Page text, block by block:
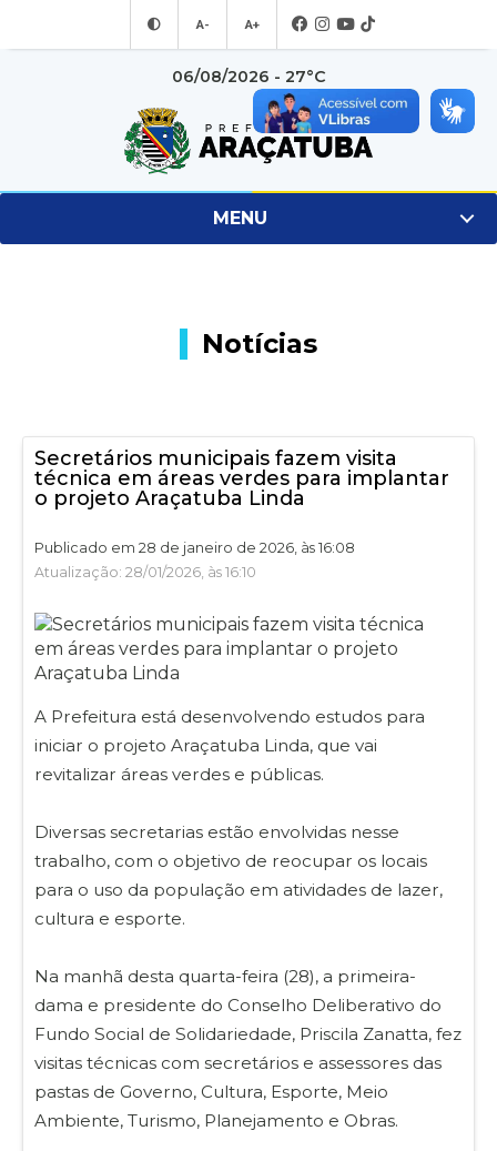
A- A+
06/08/2026 - 27°C
MENU
Notícias
Secretários municipais fazem visita
técnica em áreas verdes para implantar
o projeto Araçatuba Linda
Publicado em 28 de janeiro de 2026, às 16:08
Atualização: 28/01/2026, às 16:10
A Prefeitura está desenvolvendo estudos para
iniciar o projeto Araçatuba Linda, que vai
revitalizar áreas verdes e públicas.
Diversas secretarias estão envolvidas nesse
trabalho, com o objetivo de reocupar os locais
para o uso da população em atividades de lazer,
cultura e esporte.
Na manhã desta quarta-feira (28), a primeira-
dama e presidente do Conselho Deliberativo do
Fundo Social de Solidariedade, Priscila Zanatta, fez
visitas técnicas com secretários e assessores das
pastas de Governo, Cultura, Esporte, Meio
Ambiente, Turismo, Planejamento e Obras.